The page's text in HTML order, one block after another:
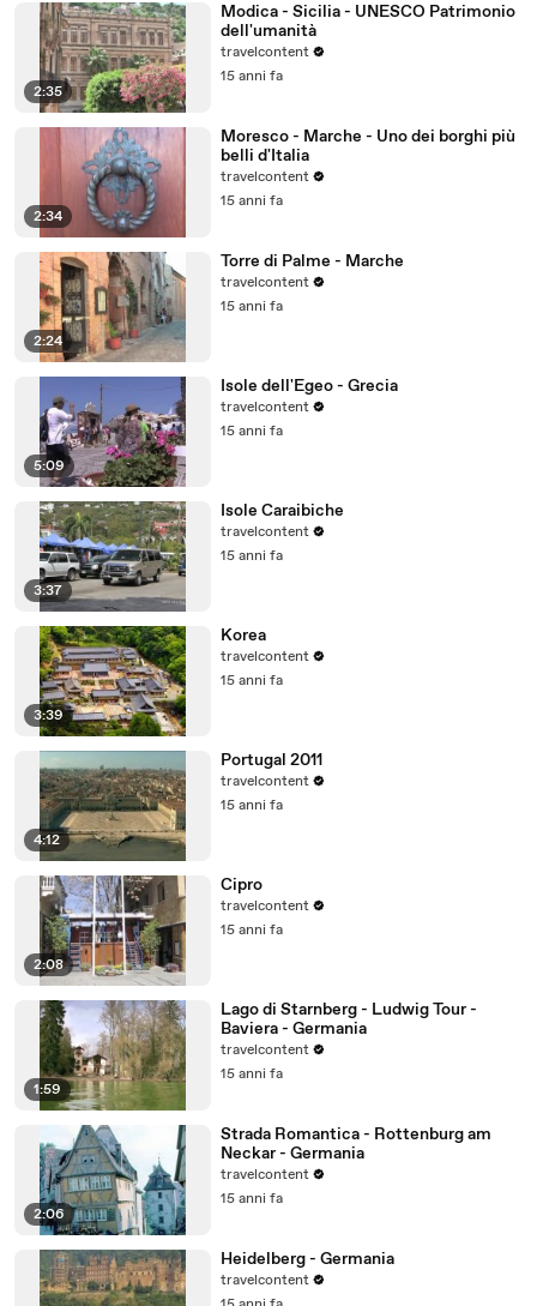
2:35
Modica - Sicilia - UNESCO Patrimonio
dell'umanità
travelcontent
15 anni fa
2:34
Moresco - Marche - Uno dei borghi più
belli d'Italia
travelcontent
15 anni fa
2:24
Torre di Palme - Marche
travelcontent
15 anni fa
5:09
Isole dell'Egeo - Grecia
travelcontent
15 anni fa
3:37
Isole Caraibiche
travelcontent
15 anni fa
3:39
Korea
travelcontent
15 anni fa
4:12
Portugal 2011
travelcontent
15 anni fa
2:08
Cipro
travelcontent
15 anni fa
1:59
Lago di Starnberg - Ludwig Tour -
Baviera - Germania
travelcontent
15 anni fa
2:06
Strada Romantica - Rottenburg am
Neckar - Germania
travelcontent
15 anni fa
Heidelberg - Germania
travelcontent